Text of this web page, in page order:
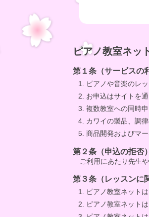
ピアノ教室ネッ
第１条（サービスの
ピアノや音楽のレ
お申込はサイトを
複数教室への同時
カワイの製品、調
商品開発およびマ
第２条（申込の拒否）
ご利用にあたり先生
第３条（レッスンに
ピアノ教室ネット
ピアノ教室ネット